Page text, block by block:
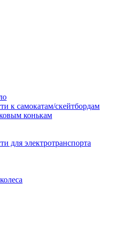
к самокатам/скейтбордам
конькам
для электротранспорта